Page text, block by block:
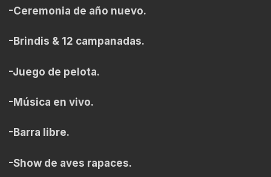
-Ceremonia de año nuevo.
-Brindis & 12 campanadas.
-Juego de pelota.
-Música en vivo.
-Barra libre.
-Show de aves rapaces.